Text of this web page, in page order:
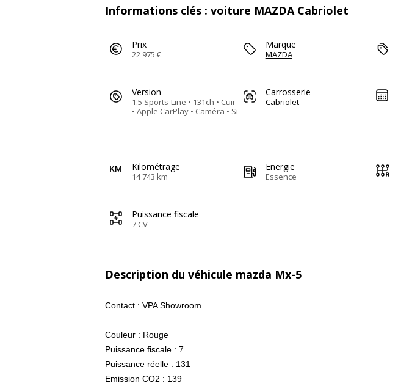
Informations clés : voiture MAZDA Cabriolet
Prix
22 975 €
Marque
MAZDA
Version
1.5 Sports-Line • 131ch • Cuir
• Apple CarPlay • Caméra • Si
Carrosserie
Cabriolet
Kilométrage
14 743 km
Energie
Essence
Puissance fiscale
7 CV
Description du véhicule mazda Mx-5
Contact : VPA Showroom
Couleur : Rouge
Puissance fiscale : 7
Puissance réelle : 131
Emission CO2 : 139